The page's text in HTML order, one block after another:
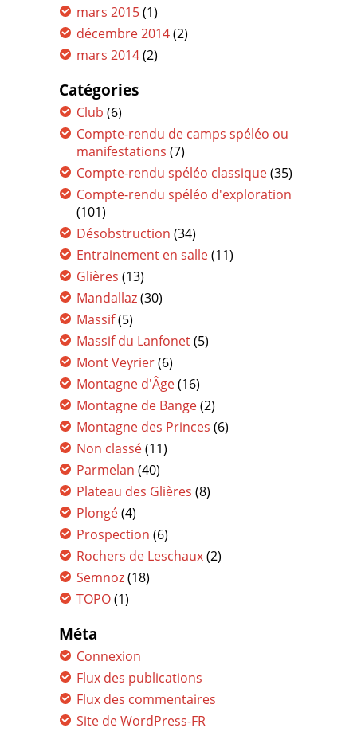
mars 2015(1)
décembre 2014(2)
mars 2014(2)
Catégories
Club (6)
Compte-rendu de camps spéléo ou
manifestations (7)
Compte-rendu spéléo classique(35)
Compte-rendu spéléo d'exploration
(101)
Désobstruction (34)
Entrainement en salle(11)
Glières (13)
Mandallaz(30)
Massif(5)
Massif du Lanfonet(5)
Mont Veyrier(6)
Montagne d'Âge(16)
Montagne de Bange(2)
Montagne des Princes (6)
Non classé(11)
Parmelan (40)
Plateau des Glières (8)
Plongé(4)
Prospection (6)
Rochers de Leschaux(2)
Semnoz(18)
TOPO(1)
Méta
Connexion
Flux des publications
Flux des commentaires
Site de WordPress-FR